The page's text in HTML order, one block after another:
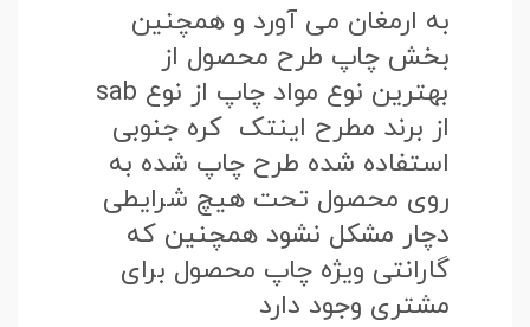
به ارمغان می آورد و همچنین
بخش چاپ طرح محصول از
بهترین نوع مواد چاپ از نوع sab
از برند مطرح اینتک کره جنوبی
استفاده شده طرح چاپ شده به
روی محصول تحت هیچ شرایطی
دچار مشکل نشود همچنین که
گارانتی ویژه چاپ محصول برای
مشتری وجود دارد